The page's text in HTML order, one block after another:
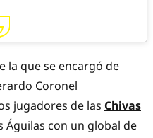
la que se encargó de
Coronel
jugadores de las Chivas
Águilas con un global de